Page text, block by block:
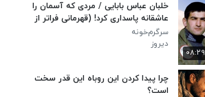
۰۸:۲۹
خلبان عباس بابایی / مردی که آسمان را
عاشقانه پاسداری کرد! (قهرمانی فراتر از
پرواز)
سرگرم‌خونه
دیروز
چرا پیدا کردن این روباه این قدر سخت
است؟